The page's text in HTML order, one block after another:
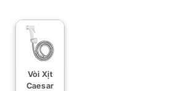
Vòi Xịt
Caesar